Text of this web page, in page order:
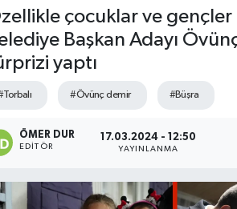
çocuklar ve gençler
Başkan Adayı
yaptı
#Övünç demir #Büşra
ÖMER DUR
EDITÖR
17.03.2024 - 12:50
YAYINLANMA
Haritası
Durumu ve Fikstür